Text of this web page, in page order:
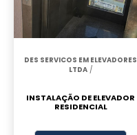
DES SERVICOS EM ELEVADORES
LTDA/
INSTALAÇÃO DE ELEVADOR
RESIDENCIAL